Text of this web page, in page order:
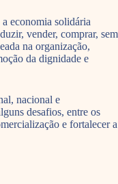
economia solidária
vender, comprar, sem
na organização,
da dignidade e
nacional e
desafios, entre os
e fortalecer a